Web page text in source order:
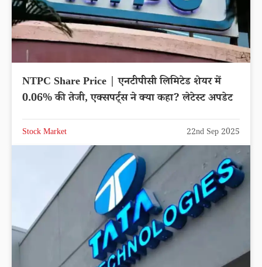
NTPC Share Price | एनटीपीसी लिमिटेड शेयर में
0.06% की तेजी, एक्सपर्ट्स ने क्या कहा? लेटेस्ट अपडेट
Stock Market 22nd Sep 2025